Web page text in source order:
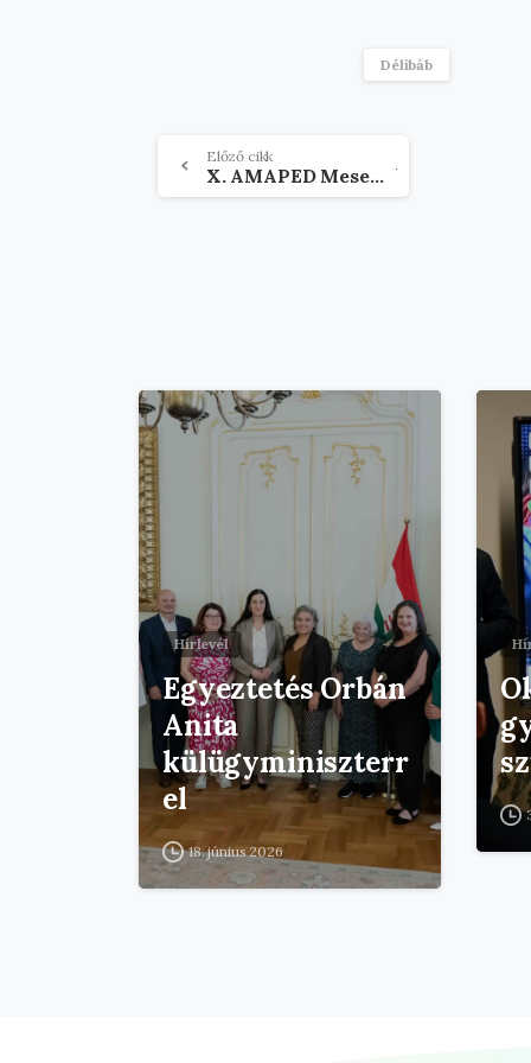
Délibáb
Olvasson
Előző cikk
X. AMAPED Mesemondó- és szavalóverseny
Hírlevél
Egyeztetés Orbán
Anita
külügyminiszterr
el
18. június 2026